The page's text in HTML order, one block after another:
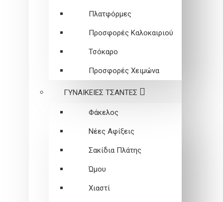
Πλατφόρμες
Προσφορές Καλοκαιριού
Τσόκαρο
Προσφορές Χειμώνα
ΓΥΝΑΙΚΕΙEΣ ΤΣΑΝΤΕΣ
Φάκελος
Νέες Αφίξεις
Σακίδια Πλάτης
Ώμου
Χιαστί